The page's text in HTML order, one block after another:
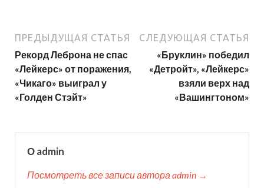
ПРЕДЫДУЩАЯ СТАТЬЯ
Рекорд Леброна не спас
«Лейкерс» от поражения,
«Чикаго» выиграл у
«Голден Стэйт»
СЛЕДУЮЩАЯ СТАТЬЯ
«Бруклин» победил
«Детройт», «Лейкерс»
взяли верх над
«Вашингтоном»
О admin
Посмотреть все записи автора admin →